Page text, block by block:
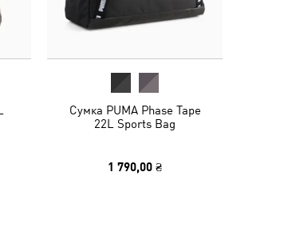
Сумка PUMA Phase Tape
22L Sports Bag
1 790,00 ₴